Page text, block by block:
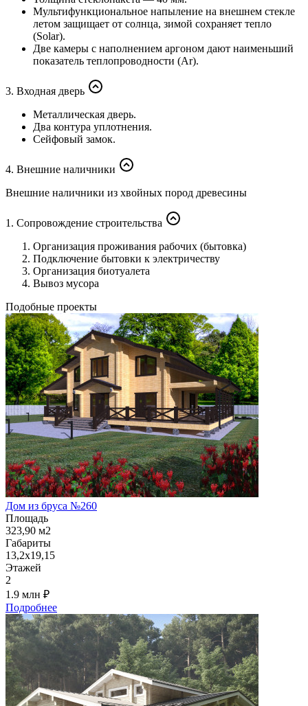
Мультифункциональное напыление на внешнем стекле
летом защищает от солнца, зимой сохраняет тепло
(Solar).
Две камеры с наполнением аргоном дают наименьший
показатель теплопроводности (Ar).
3. Входная дверь
Металлическая дверь.
Два контура уплотнения.
Сейфовый замок.
4. Внешние наличники
Внешние наличники из хвойных пород древесины
1. Сопровождение строительства
Организация проживания рабочих (бытовка)
Подключение бытовки к электричеству
Организация биотуалета
Вывоз мусора
Подобные проекты
Дом из бруса №260
Площадь
323,90 м2
Габариты
13,2х19,15
Этажей
2
1.9 млн ₽
Подробнее